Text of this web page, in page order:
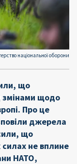
національної оборони
що
щодо
Про це
джерела
що
не вплине
НАТО,